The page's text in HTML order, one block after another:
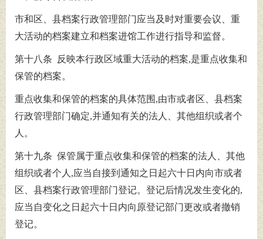
市和区、县档案行政管理部门应当及时对重要会议、重
大活动的档案建立和档案进馆工作进行指导和监督。
第十八条 反映本行政区域重大活动的档案,是重点收集和
保管的档案。
重点收集和保管的档案的具体范围,由市或者区、县档案
行政管理部门确定,并通知有关的法人、其他组织或者个
人。
第十九条 保管属于重点收集和保管的档案的法人、其他
组织或者个人,应当自接到通知之日起六十日内向市或者
区、县档案行政管理部门登记。登记后情况发生变化的,
应当自变化之日起六十日内向原登记部门更改或者撤销
登记。